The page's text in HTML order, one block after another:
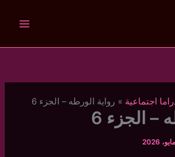
اجتماعية رواية الورطه – الجزء 6
– الجزء 6